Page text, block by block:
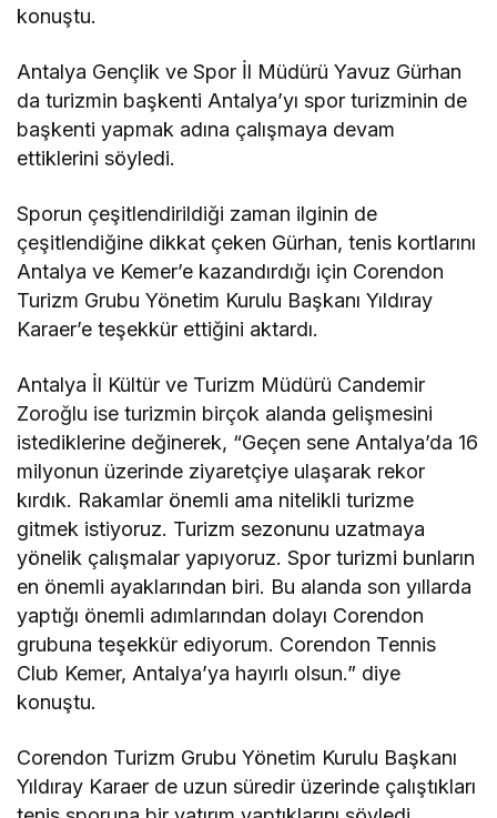
konuştu.
Antalya Gençlik ve Spor İl Müdürü Yavuz Gürhan
da turizmin başkenti Antalya’yı spor turizminin de
başkenti yapmak adına çalışmaya devam
ettiklerini söyledi.
Sporun çeşitlendirildiği zaman ilginin de
çeşitlendiğine dikkat çeken Gürhan, tenis kortlarını
Antalya ve Kemer’e kazandırdığı için Corendon
Turizm Grubu Yönetim Kurulu Başkanı Yıldıray
Karaer’e teşekkür ettiğini aktardı.
Antalya İl Kültür ve Turizm Müdürü Candemir
Zoroğlu ise turizmin birçok alanda gelişmesini
istediklerine değinerek, “Geçen sene Antalya’da 16
milyonun üzerinde ziyaretçiye ulaşarak rekor
kırdık. Rakamlar önemli ama nitelikli turizme
gitmek istiyoruz. Turizm sezonunu uzatmaya
yönelik çalışmalar yapıyoruz. Spor turizmi bunların
en önemli ayaklarından biri. Bu alanda son yıllarda
yaptığı önemli adımlarından dolayı Corendon
grubuna teşekkür ediyorum. Corendon Tennis
Club Kemer, Antalya’ya hayırlı olsun.” diye
konuştu.
Corendon Turizm Grubu Yönetim Kurulu Başkanı
Yıldıray Karaer de uzun süredir üzerinde çalıştıkları